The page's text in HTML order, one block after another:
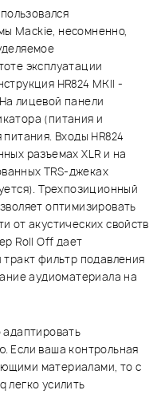
Mackie, несомненно,
эксплуатации
HR824 MKII -
лицевой панели
(питания и
Входы HR824
разъемах XLR и на
TRS-джеках
Трехпозиционный
оптимизировать
от акустических свойств
Roll Off дает
тракт фильтр подавления
аудиоматериала на
адаптировать
Если ваша контрольная
материалами, то с
легко усилить